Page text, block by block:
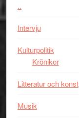
..
Intervju
Kulturpolitik
Krönikor
Litteratur och konst
Musik